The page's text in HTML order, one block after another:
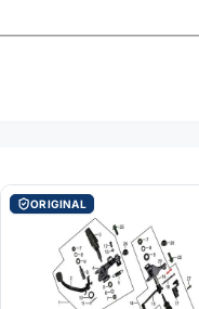
ORIGINAL